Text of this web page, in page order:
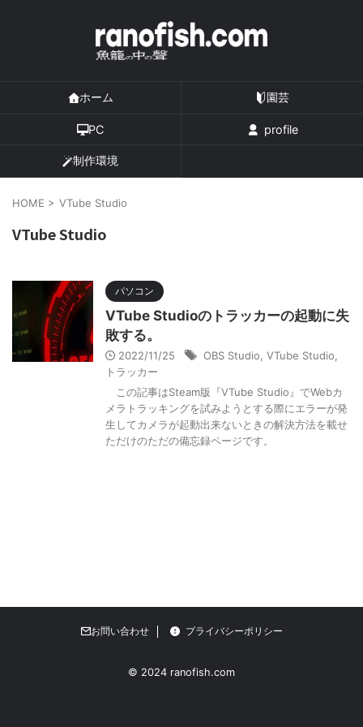
ホーム 園芸
PC profile
制作環境
HOME > VTube Studio
VTube Studio
パソコン
VTube Studioのトラッカーの起動に失
敗する。
2022/11/25 OBS Studio VTube Studio
トラッカー
この記事はSteam版『VTube Studio』でWebカ
メラトラッキングを試みようとする際にエラーが発
生してカメラが起動出来ないときの解決方法を載せ
ただけのただの備忘録ページです。
お問い合わせ プライバシーポリシー
© 2024 ranofish.com